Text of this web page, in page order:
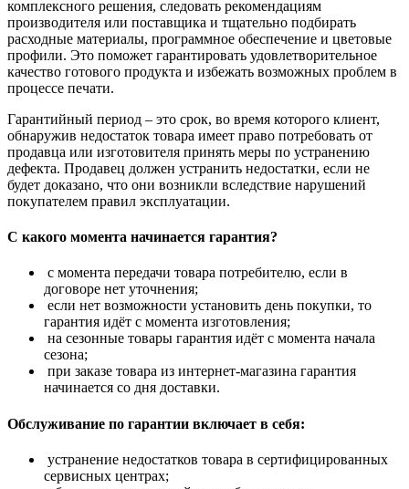
комплексного решения, следовать рекомендациям
производителя или поставщика и тщательно подбирать
расходные материалы, программное обеспечение и цветовые
профили. Это поможет гарантировать удовлетворительное
качество готового продукта и избежать возможных проблем в
процессе печати.
Гарантийный период – это срок, во время которого клиент,
обнаружив недостаток товара имеет право потребовать от
продавца или изготовителя принять меры по устранению
дефекта. Продавец должен устранить недостатки, если не
будет доказано, что они возникли вследствие нарушений
покупателем правил эксплуатации.
С какого момента начинается гарантия?
с момента передачи товара потребителю, если в
договоре нет уточнения;
если нет возможности установить день покупки, то
гарантия идёт с момента изготовления;
на сезонные товары гарантия идёт с момента начала
сезона;
при заказе товара из интернет-магазина гарантия
начинается со дня доставки.
Обслуживание по гарантии включает в себя:
устранение недостатков товара в сертифицированных
сервисных центрах;